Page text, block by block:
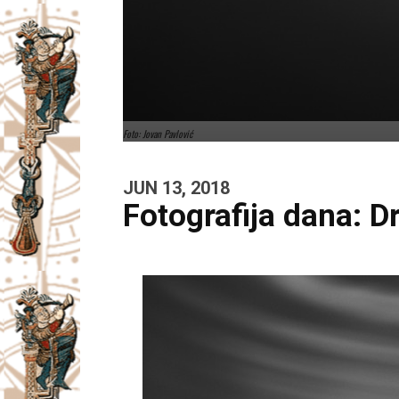
Foto: Jovan Pavlović
JUN 13, 2018
Fotografija dana: